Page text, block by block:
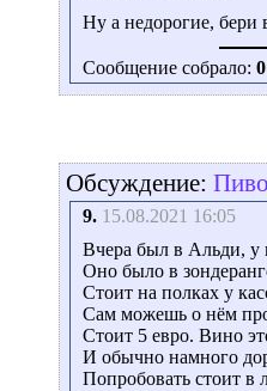
Ну а недорогие, бери
Сообщение собрало: 0
Обсуждение:
9. 15.08.2021 16:05
Вчера был в Альди, у
Оно было в
Стоит на полках у
Сам можешь о нём
Стоит 5 евро. Вино
И обычно намного
Попробовать стоит в